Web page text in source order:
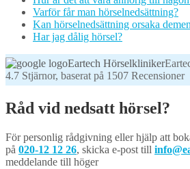
Varför får man hörselnedsättning?
Kan hörselnedsättning orsaka
Har jag dålig hörsel?
4.7 Stjärnor, baserat på 1507 Recensioner
Råd vid nedsatt hörsel?
För personlig rådgivning eller hjälp att
på 020-12 12 26, skicka e-post till
meddelande till höger